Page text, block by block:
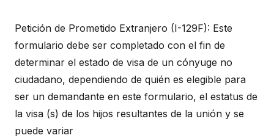
Petición de Prometido Extranjero (I-129F): Este
formulario debe ser completado con el fin de
determinar el estado de visa de un cónyuge no
ciudadano, dependiendo de quién es elegible para
ser un demandante en este formulario, el estatus de
la visa (s) de los hijos resultantes de la unión y se
puede variar